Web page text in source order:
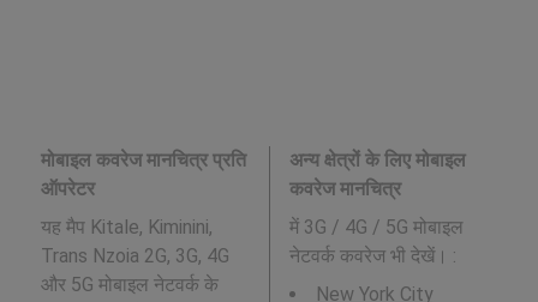
मोबाइल कवरेज मानचित्र प्रति
ऑपरेटर
यह मैप Kitale, Kiminini,
Trans Nzoia 2G, 3G, 4G
और 5G मोबाइल नेटवर्क के
अन्य क्षेत्रों के लिए मोबाइल
कवरेज मानचित्र
में 3G / 4G / 5G मोबाइल
नेटवर्क कवरेज भी देखें। :
New York City